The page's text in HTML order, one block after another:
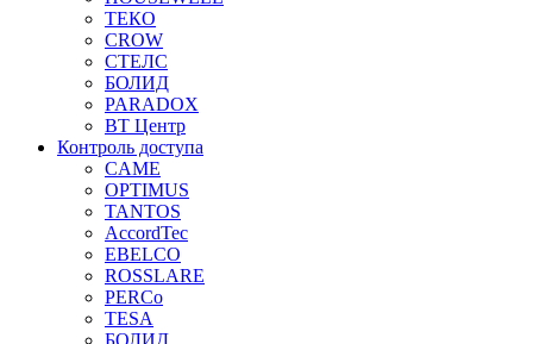
ТЕКО
CROW
СТЕЛС
БОЛИД
PARADOX
ВТ Центр
Контроль доступа
CAME
OPTIMUS
TANTOS
AccordTec
EBELCO
ROSSLARE
PERCo
TESA
БОЛИД